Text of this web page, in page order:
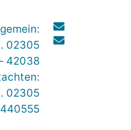
02305
42038
02305